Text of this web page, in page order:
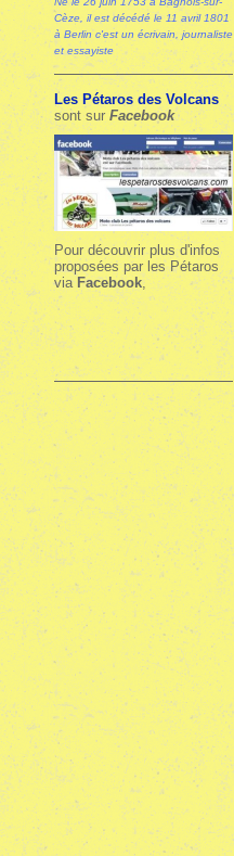
Cèze, il est décédé le 11 avril 1801
à Berlin c'est un écrivain, journaliste
et essayiste
Les Pétaros des Volcans
sont sur Facebook
Pour découvrir plus d'infos
proposées par les Pétaros
via Facebook,